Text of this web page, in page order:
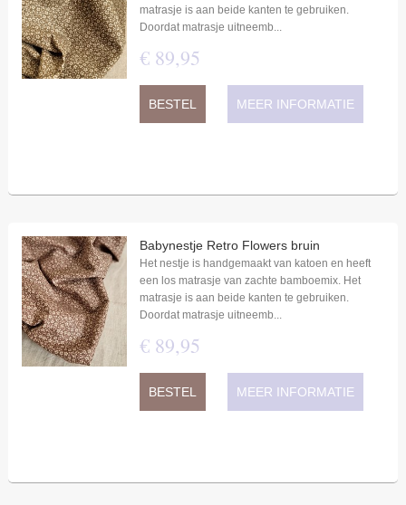
matrasje is aan beide kanten te gebruiken.
Doordat matrasje uitneemb...
€ 89,95
BESTEL MEER INFORMATIE
Babynestje Retro Flowers bruin
Het nestje is handgemaakt van katoen en heeft
een los matrasje van zachte bamboemix. Het
matrasje is aan beide kanten te gebruiken.
Doordat matrasje uitneemb...
€ 89,95
BESTEL MEER INFORMATIE